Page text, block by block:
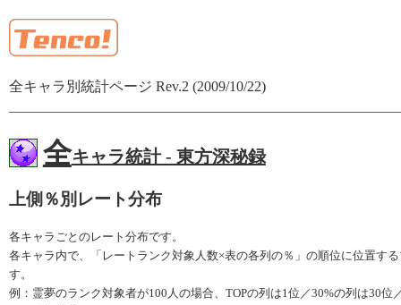
全キャラ別統計ページ Rev.2 (2009/10/22)
全キャラ統計 - 東方深秘録
上側％別レート分布
各キャラごとのレート分布です。
各キャラ内で、「レートランク対象人数×表の各列の％」の順位に位置す
す。
例：霊夢のランク対象者が100人の場合、TOPの列は1位／30%の列は30位